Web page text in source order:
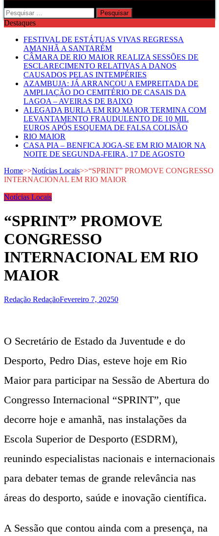
Pesquisar
por:
Destaques
FESTIVAL DE ESTÁTUAS VIVAS REGRESSA
AMANHÃ A SANTARÉM
CÂMARA DE RIO MAIOR REALIZA SESSÕES DE
ESCLARECIMENTO RELATIVAS A DANOS
CAUSADOS PELAS INTEMPÉRIES
AZAMBUJA: JÁ ARRANCOU A EMPREITADA DE
AMPLIAÇÃO DO CEMITÉRIO DE CASAIS DA
LAGOA – AVEIRAS DE BAIXO
ALEGADA BURLA EM RIO MAIOR TERMINA COM
LEVANTAMENTO FRAUDULENTO DE 10 MIL
EUROS APÓS ESQUEMA DE FALSA COLISÃO
RIO MAIOR
CASA PIA – BENFICA JOGA-SE EM RIO MAIOR NA
NOITE DE SEGUNDA-FEIRA, 17 DE AGOSTO
Home>>Notícias Locais>>“SPRINT” PROMOVE CONGRESSO
INTERNACIONAL EM RIO MAIOR
Notícias Locais
“SPRINT” PROMOVE
CONGRESSO
INTERNACIONAL EM RIO
MAIOR
Redação RedaçãoFevereiro 7, 20250
O Secretário de Estado da Juventude e do
Desporto, Pedro Dias, esteve hoje em Rio
Maior para participar na Sessão de Abertura do
Congresso Internacional “SPRINT”, que
decorre hoje e amanhã, nas instalações da
Escola Superior de Desporto (ESDRM),
reunindo especialistas nacionais e internacionais
para debater temas de grande relevância nas
áreas do desporto, saúde e inovação científica.
A Sessão que contou ainda com a presença, na